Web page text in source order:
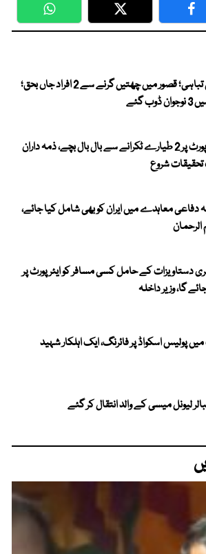
WhatsApp Twitter
بارشوں کی تباہی؛ قصور میں چھتیں گرنے سے 2 افراد جاں بحق؛
گئے
سڈنی ایئرپورٹ پر 2 طیارے ٹکرانے سے بال بال بچے، ذمہ داران
شروع
دفاعی معاہدے میں ایران کو بھی شامل کیا جائے،
دستاویزات کے حامل کسی مسافر کو ایئرپورٹ پر
گا، وزیر داخلہ
پولیس اسکواڈ پر فائرنگ، ایک اہلکار شہید
لیونل میسی کے والد انتقال کر گئے